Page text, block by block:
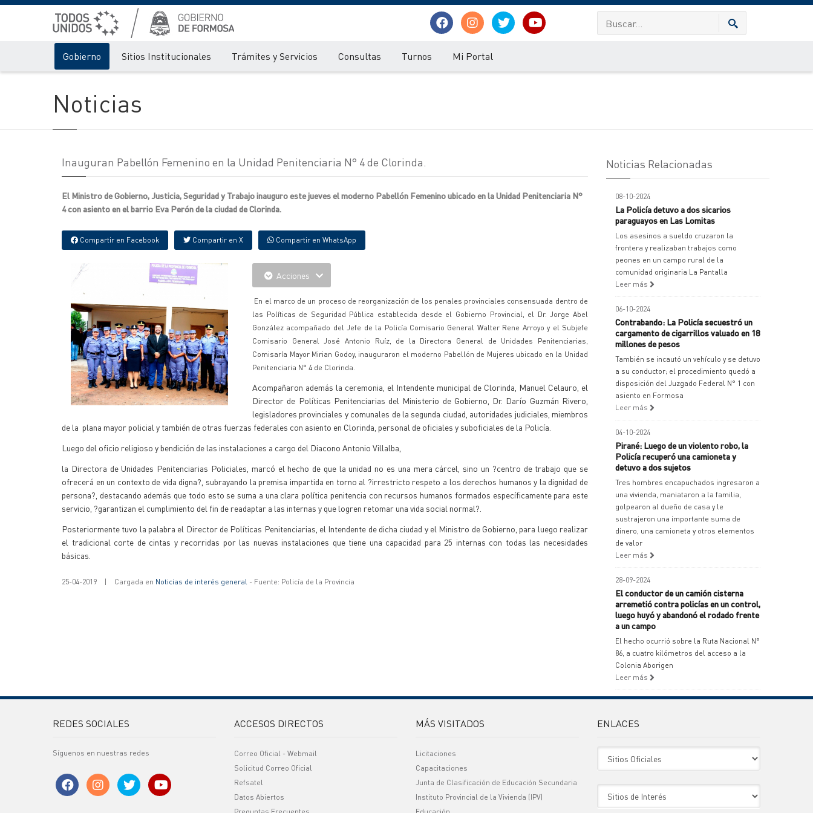
Gobierno Sitios Institucionales Trámites y Servicios Consultas Turnos Mi Portal
Noticias
Inauguran Pabellón Femenino en la Unidad Penitenciaria N° 4 de Clorinda.
El Ministro de Gobierno, Justicia, Seguridad y Trabajo inauguro este jueves el moderno Pabellón Femenino ubicado en la Unidad Penitenciaria N°
4 con asiento en el barrio Eva Perón de la ciudad de Clorinda.
Compartir en Facebook Compartir en X Compartir en WhatsApp
Acciones
En el marco de un proceso de reorganización de los penales provinciales consensuada dentro de
las Políticas de Seguridad Pública establecida desde el Gobierno Provincial, el Dr. Jorge Abel
González acompañado del Jefe de la Policía Comisario General Walter Rene Arroyo y el Subjefe
Comisario General José Antonio Ruíz, de la Directora General de Unidades Penitenciarias,
Comisaría Mayor Mirian Godoy, inauguraron el moderno Pabellón de Mujeres ubicado en la Unidad
Penitenciaria N° 4 de Clorinda.
Acompañaron además la ceremonia, el Intendente municipal de Clorinda, Manuel Celauro, el
Director de Políticas Penitenciarias del Ministerio de Gobierno, Dr. Darío Guzmán Rivero,
legisladores provinciales y comunales de la segunda ciudad, autoridades judiciales, miembros
de la plana mayor policial y también de otras fuerzas federales con asiento en Clorinda, personal de oficiales y suboficiales de la Policía.
Luego del oficio religioso y bendición de las instalaciones a cargo del Diacono Antonio Villalba,
la Directora de Unidades Penitenciarias Policiales, marcó el hecho de que la unidad no es una mera cárcel, sino un ?centro de trabajo que se
ofrecerá en un contexto de vida digna?, subrayando la premisa impartida en torno al ?irrestricto respeto a los derechos humanos y la dignidad de
persona?, destacando además que todo esto se suma a una clara política penitencia con recursos humanos formados específicamente para este
servicio, ?garantizan el cumplimiento del fin de readaptar a las internas y que logren retomar una vida social normal?.
Posteriormente tuvo la palabra el Director de Políticas Penitenciarias, el Intendente de dicha ciudad y el Ministro de Gobierno, para luego realizar
el tradicional corte de cintas y recorridas por las nuevas instalaciones que tiene una capacidad para 25 internas con todas las necesidades
básicas.
25-04-2019 | Cargada en Noticias de interés general - Fuente: Policía de la Provincia
Noticias Relacionadas
08-10-2024
La Policía detuvo a dos sicarios
paraguayos en Las Lomitas
Los asesinos a sueldo cruzaron la
frontera y realizaban trabajos como
peones en un campo rural de la
comunidad originaria La Pantalla
Leer más
06-10-2024
Contrabando: La Policía secuestró un
cargamento de cigarrillos valuado en 18
millones de pesos
También se incautó un vehículo y se detuvo
a su conductor; el procedimiento quedó a
disposición del Juzgado Federal N° 1 con
asiento en Formosa
Leer más
04-10-2024
Pirané: Luego de un violento robo, la
Policía recuperó una camioneta y
detuvo a dos sujetos
Tres hombres encapuchados ingresaron a
una vivienda, maniataron a la familia,
golpearon al dueño de casa y le
sustrajeron una importante suma de
dinero, una camioneta y otros elementos
de valor
Leer más
28-09-2024
El conductor de un camión cisterna
arremetió contra policías en un control,
luego huyó y abandonó el rodado frente
a un campo
El hecho ocurrió sobre la Ruta Nacional N°
86, a cuatro kilómetros del acceso a la
Colonia Aborigen
Leer más
REDES SOCIALES
Síguenos en nuestras redes
ACCESOS DIRECTOS
Correo Oficial - Webmail
Solicitud Correo Oficial
Refsatel
Datos Abiertos
MÁS VISITADOS
Licitaciones
Capacitaciones
Junta de Clasificación de Educación Secundaria
Instituto Provincial de la Vivienda (IPV)
ENLACES